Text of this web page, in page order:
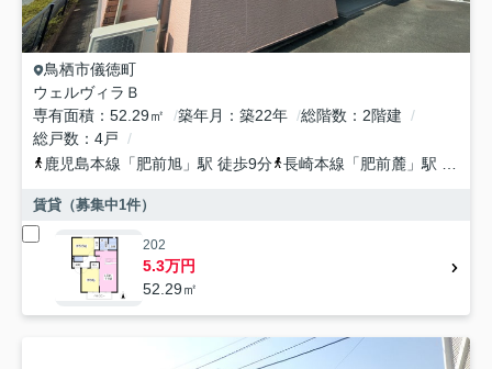
鳥栖市儀徳町
ウェルヴィラＢ
専有面積
52.29㎡ 築年月 築22年 総階数
2階建
総戸数
4戸
鹿児島本線 「肥前旭 」駅 徒歩9分 長崎本線 「肥前麓 」駅 徒歩39分
賃貸（募集中1件）
202
5.3万円
52.29㎡